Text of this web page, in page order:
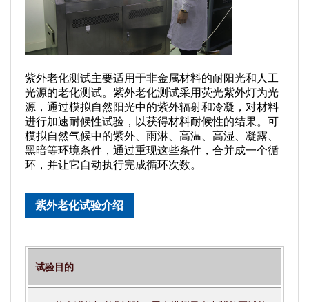
紫外老化测试主要适用于非金属材料的耐阳光和人工
光源的老化测试。紫外老化测试采用荧光紫外灯为光
源，通过模拟自然阳光中的紫外辐射和冷凝，对材料
进行加速耐候性试验，以获得材料耐候性的结果。可
模拟自然气候中的紫外、雨淋、高温、高湿、凝露、
黑暗等环境条件，通过重现这些条件，合并成一个循
环，并让它自动执行完成循环次数。
紫外老化试验介绍
试验目的